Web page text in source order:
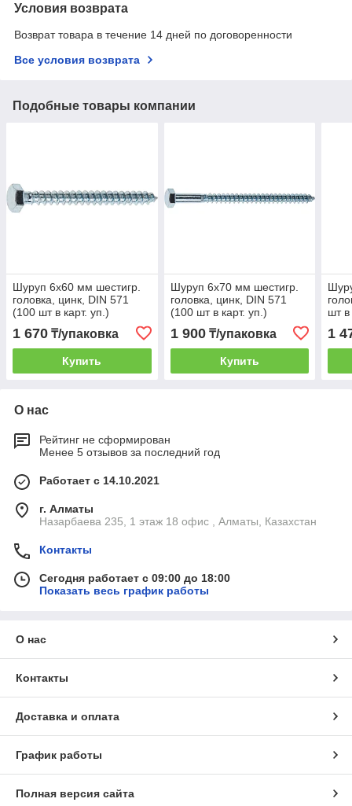
Условия возврата
Возврат товара в течение 14 дней по договоренности
Все условия возврата
Подобные товары компании
Шуруп 6х60 мм шестигр.
головка, цинк, DIN 571
(100 шт в карт. уп.)
STARFIX
1 670 ₸/упаковка
Купить
Шуруп 6х70 мм шестигр.
головка, цинк, DIN 571
(100 шт в карт. уп.)
STARFIX
1 900₸/упаковка
Купить
шт в
1
О нас
Рейтинг не сформирован
Менее 5 отзывов за последний год
Работает с 14.10.2021
г. Алматы
Назарбаева 235, 1 этаж 18 офис , Алматы, Казахстан
Контакты
Сегодня работает с 09:00 до 18:00
Показать весь график работы
О нас
Контакты
Доставка и оплата
График работы
Полная версия сайта